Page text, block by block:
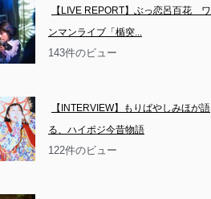
【LIVE REPORT】ぶっ恋呂百花　ワ
ンマンライブ「楯突...
143件のビュー
【INTERVIEW】もりばやしみほが語
る、ハイポジ今昔物語
122件のビュー